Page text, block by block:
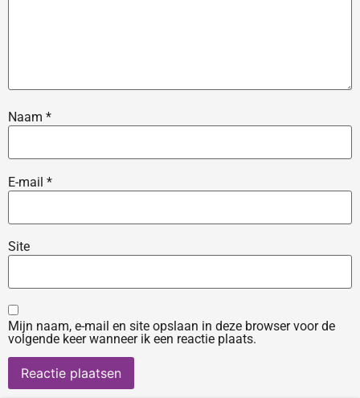
Naam *
E-mail *
Site
Mijn naam, e-mail en site opslaan in deze browser voor de
volgende keer wanneer ik een reactie plaats.